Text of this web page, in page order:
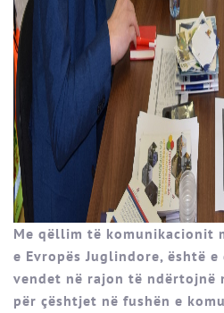
Me qëllim të komunikacionit
e Evropës Juglindore, është e
vendet në rajon të ndërtojnë
për çështjet në fushën e